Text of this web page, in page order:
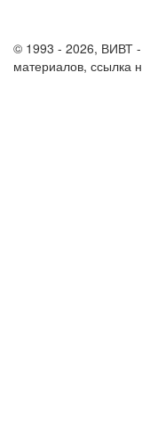
© 1993 - 2026, ВИВТ
материалов, ссылка